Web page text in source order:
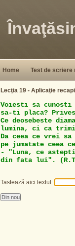
Home Test de scriere
Lecţia 19 - Aplicaţie
Voiesti sa cunosti
sa-ti placa? Prives
Ce deosebeste diama
lumina, ci ca trimi
Da ceea ce vrei sa
pe jumatate ceea ce
-
"Luna, ce astepti
din fata lui" . (R.T
Tastează aici textul: